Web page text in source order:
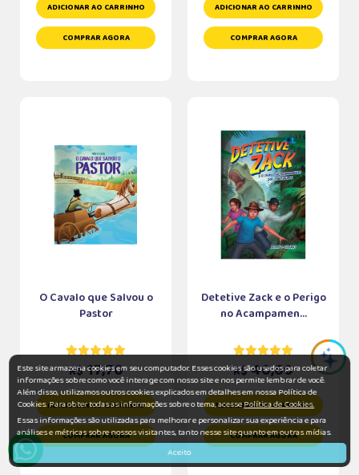
ADICIONAR AO CARRINHO
COMPRAR AGORA
ADICIONAR AO CARRINHO
COMPRAR AGORA
O Cavalo que Salvou o
Pastor
R$17,70
ADICIONAR AO CARRINHO
COMPRAR AGORA
Detetive Zack e o Perigo
no Acampamen...
R$40,60
ADICIONAR AO CARRINHO
COMPRAR AGORA
Este site armazena cookies em seu computador. Esses cookies são usados para coletar
informações sobre como você interage com nosso site e nos permite lembrar de você.
Além disso, utilizamos outros cookies explicados em detalhes em nossa Política de
Cookies. Para obter todas as informações sobre o tema, acessePolítica de Cookies.
Essas informações são utilizadas para melhorar e personalizar sua experiência e para
análises e métricas sobre nossos visitantes, tanto nesse site quanto em outras mídias.
Aceito